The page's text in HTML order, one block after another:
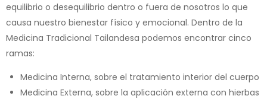
equilibrio o desequilibrio dentro o fuera de nosotros lo que
causa nuestro bienestar físico y emocional. Dentro de la
Medicina Tradicional Tailandesa podemos encontrar cinco
ramas:
Medicina Interna, sobre el tratamiento interior del cuerpo
Medicina Externa, sobre la aplicación externa con hierbas